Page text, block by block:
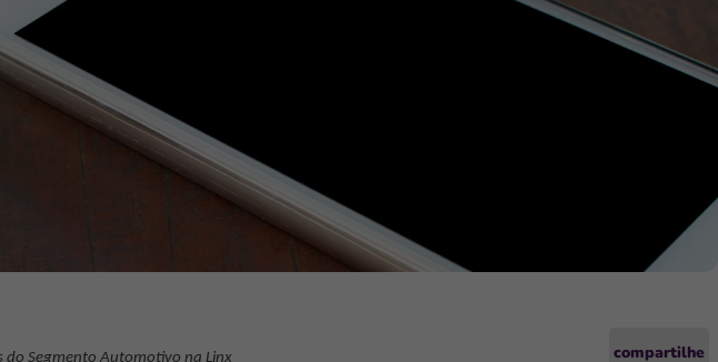
do Segmento Automotivo na Linx compartilhe